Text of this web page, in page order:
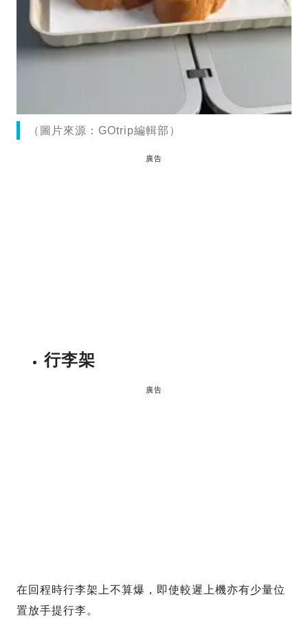
（圖片來源：GOtrip編輯部）
廣告
行李架
廣告
在回程時行李架上不算爆，即使較遲上機亦有少量位
置放手提行李。